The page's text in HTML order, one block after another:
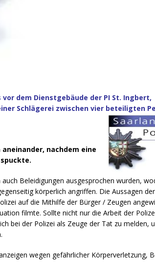
vor dem Dienstgebäude der PI St. Ingbert,
Schlägerei zwischen vier beteiligten
nachdem eine
Beleidigungen ausgesprochen wurden,
körperlich angriffen. Die Aussagen
auf die Mithilfe der Bürger / Zeugen
filmte. Sollte nicht nur die Arbeit der
bei der Polizei als Zeuge der Tat zu melden,
wegen gefährlicher Körperverletzung,